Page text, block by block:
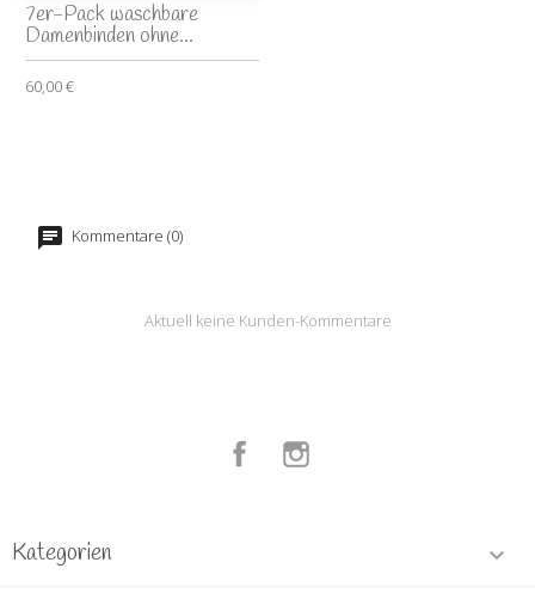
7er-Pack waschbare
Damenbinden ohne...
60,00 €
Kommentare (0)
Aktuell keine Kunden-Kommentare
Facebook
Kategorien 